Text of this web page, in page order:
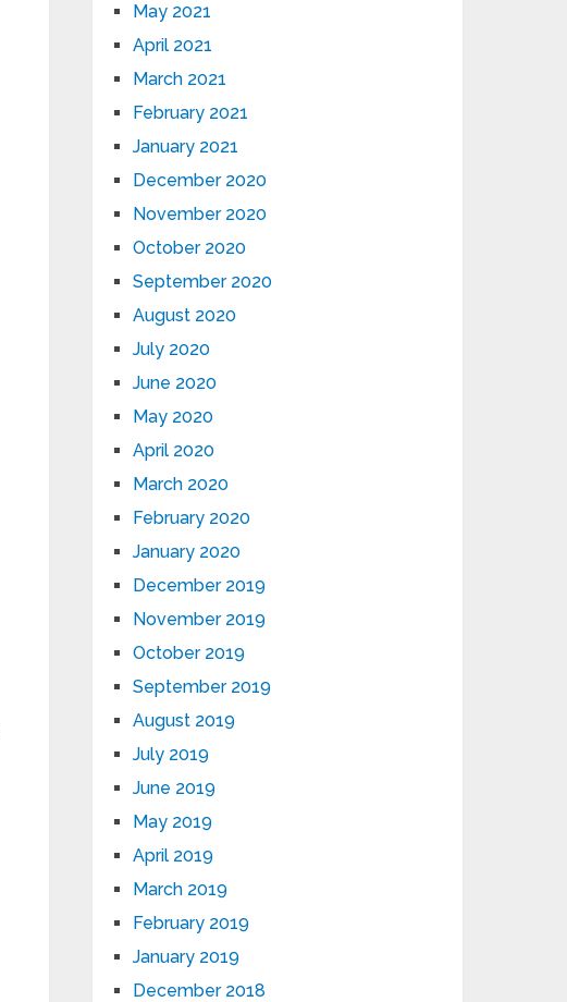
May 2021
April 2021
March 2021
February 2021
January 2021
December 2020
November 2020
October 2020
September 2020
August 2020
July 2020
June 2020
May 2020
April 2020
March 2020
February 2020
January 2020
December 2019
November 2019
October 2019
September 2019
August 2019
July 2019
June 2019
May 2019
April 2019
March 2019
February 2019
January 2019
December 2018